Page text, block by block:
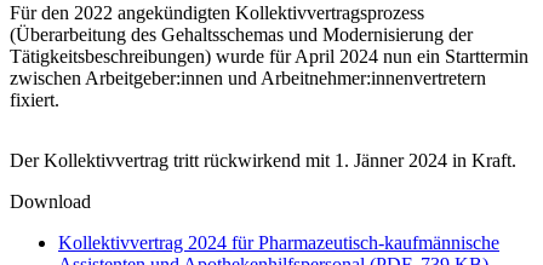
Für den 2022 angekündigten Kollektivvertragsprozess
(Überarbeitung des Gehaltsschemas und Modernisierung der
Tätigkeitsbeschreibungen) wurde für April 2024 nun ein Starttermin
zwischen Arbeitgeber:innen und Arbeitnehmer:innenvertretern
fixiert.
Der Kollektivvertrag tritt rückwirkend mit 1. Jänner 2024 in Kraft.
Download
Kollektivvertrag 2024 für Pharmazeutisch-kaufmännische